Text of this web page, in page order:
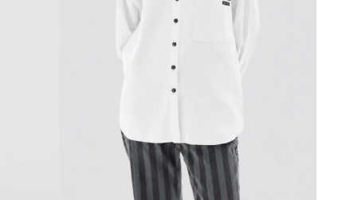
AGREGAR AL CARRITO